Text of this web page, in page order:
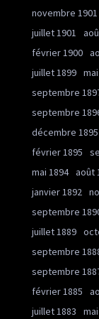
novembre 1901
juillet 1901
février 1900
juillet 1899
septembre
septembre
décembre 1895
février 1895
mai 1894 août
janvier 1892
septembre
juillet 1889
septembre
septembre
février 1885
juillet 1883